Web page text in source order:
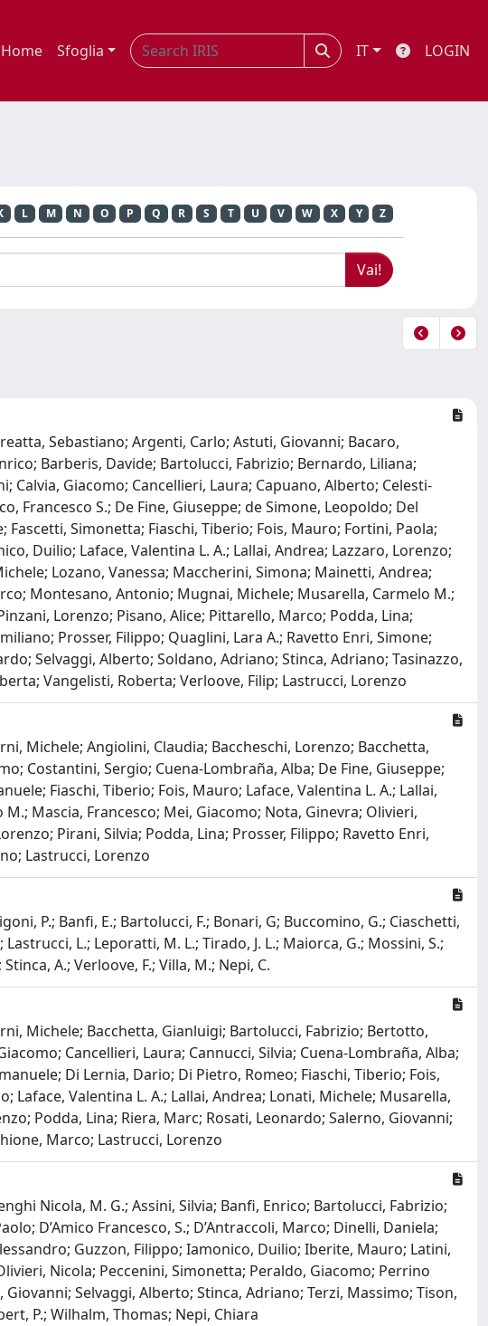
Home Sfoglia IT LOGIN
L M N O P Q R S T U V W X Y Z
Sebastiano; Argenti, Carlo; Astuti, Giovanni; Bacaro,
Barberis, Davide; Bartolucci, Fabrizio; Bernardo, Liliana;
Giacomo; Cancellieri, Laura; Capuano, Alberto; Celesti-
Francesco S.; De Fine, Giuseppe; de Simone, Leopoldo; Del
Simonetta; Fiaschi, Tiberio; Fois, Mauro; Fortini, Paola;
Duilio; Laface, Valentina L. A.; Lallai, Andrea; Lazzaro, Lorenzo;
Lozano, Vanessa; Maccherini, Simona; Mainetti, Andrea;
Montesano, Antonio; Mugnai, Michele; Musarella, Carmelo M.;
Lorenzo; Pisano, Alice; Pittarello, Marco; Podda, Lina;
Prosser, Filippo; Quaglini, Lara A.; Ravetto Enri, Simone;
Selvaggi, Alberto; Soldano, Adriano; Stinca, Adriano; Tasinazzo,
Vangelisti, Roberta; Verloove, Filip; Lastrucci, Lorenzo
Michele; Angiolini, Claudia; Baccheschi, Lorenzo; Bacchetta,
Costantini, Sergio; Cuena-Lombraña, Alba; De Fine, Giuseppe;
Fiaschi, Tiberio; Fois, Mauro; Laface, Valentina L. A.; Lallai,
Mascia, Francesco; Mei, Giacomo; Nota, Ginevra; Olivieri,
Pirani, Silvia; Podda, Lina; Prosser, Filippo; Ravetto Enri,
Lastrucci, Lorenzo
P.; Banfi, E.; Bartolucci, F.; Bonari, G; Buccomino, G.; Ciaschetti,
L.; Leporatti, M. L.; Tirado, J. L.; Maiorca, G.; Mossini, S.;
A.; Verloove, F.; Villa, M.; Nepi, C.
Michele; Bacchetta, Gianluigi; Bartolucci, Fabrizio; Bertotto,
Cancellieri, Laura; Cannucci, Silvia; Cuena-Lombraña, Alba;
Di Lernia, Dario; Di Pietro, Romeo; Fiaschi, Tiberio; Fois,
Laface, Valentina L. A.; Lallai, Andrea; Lonati, Michele; Musarella,
Podda, Lina; Riera, Marc; Rosati, Leonardo; Salerno, Giovanni;
Marco; Lastrucci, Lorenzo
Nicola, M. G.; Assini, Silvia; Banfi, Enrico; Bartolucci, Fabrizio;
D’Amico Francesco, S.; D’Antraccoli, Marco; Dinelli, Daniela;
Guzzon, Filippo; Iamonico, Duilio; Iberite, Mauro; Latini,
Nicola; Peccenini, Simonetta; Peraldo, Giacomo; Perrino
Selvaggi, Alberto; Stinca, Adriano; Terzi, Massimo; Tison,
P.; Wilhalm, Thomas; Nepi, Chiara